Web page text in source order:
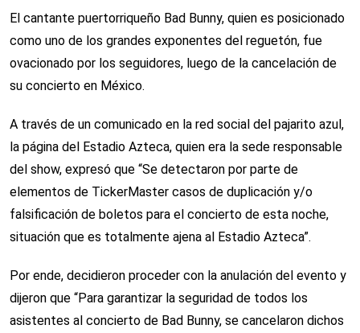
El cantante puertorriqueño Bad Bunny, quien es posicionado
como uno de los grandes exponentes del reguetón, fue
ovacionado por los seguidores, luego de la cancelación de
su concierto en México.
A través de un comunicado en la red social del pajarito azul,
la página del Estadio Azteca, quien era la sede responsable
del show, expresó que “Se detectaron por parte de
elementos de TickerMaster casos de duplicación y/o
falsificación de boletos para el concierto de esta noche,
situación que es totalmente ajena al Estadio Azteca”.
Por ende, decidieron proceder con la anulación del evento y
dijeron que “Para garantizar la seguridad de todos los
asistentes al concierto de Bad Bunny, se cancelaron dichos